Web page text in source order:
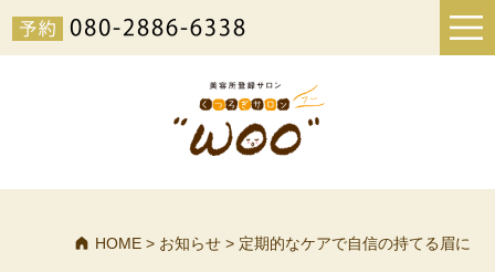
HOME> お知らせ> 定期的なケアで自信の持てる眉に